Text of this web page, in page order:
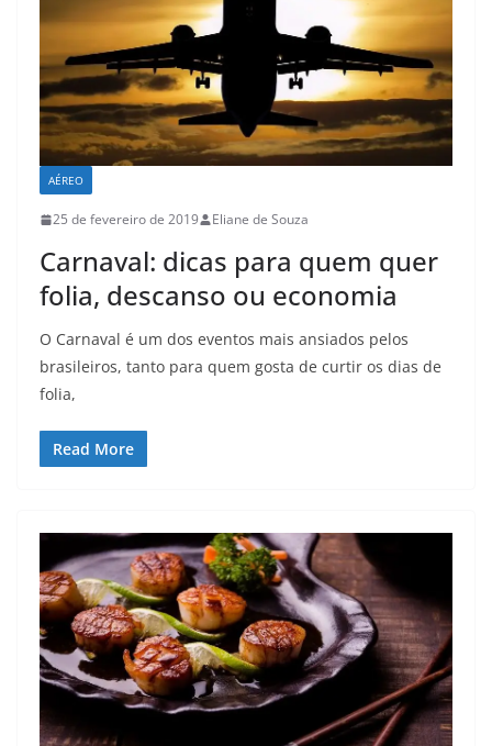
AÉREO
25 de fevereiro de 2019 Eliane de Souza
Carnaval: dicas para quem quer
folia, descanso ou economia
O Carnaval é um dos eventos mais ansiados pelos
brasileiros, tanto para quem gosta de curtir os dias de
folia,
Read More